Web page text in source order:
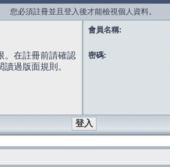
您必須註冊並且登入後才能檢視個人資料。
。在註冊前請確認
過版面規則。
會員名稱:
密碼: